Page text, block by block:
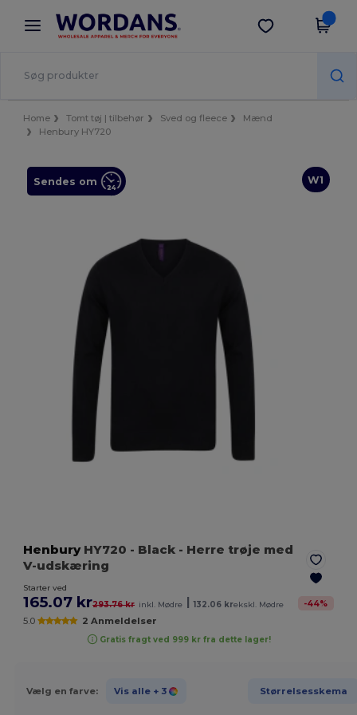
× Wordans-app
Bedre priser i appen!
Hent app
Home Tomt tøj | tilbehør Sved og fleece
Mænd
Henbury HY720
W1
Sendes om
HenburyHY720 - Black - Herre trøje med
V-udskæring
Starter ved
165.07 kr293.76 kr inkl. Mødre 132.06 krekskl. Mødre -44%
5.0 2 Anmeldelser
Gratis fragt ved 999 kr fra dette lager!
Vælg en farve: Vis alle + 3 Størrelsesskema